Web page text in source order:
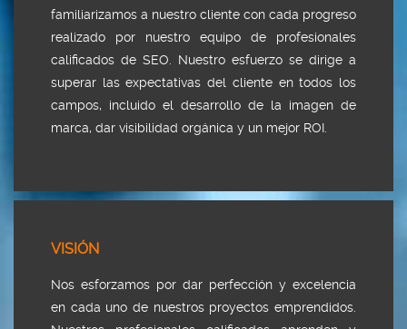
familiarizamos a nuestro cliente con cada progreso
realizado por nuestro equipo de profesionales
calificados de SEO. Nuestro esfuerzo se dirige a
superar las expectativas del cliente en todos los
campos, incluido el desarrollo de la imagen de
marca, dar visibilidad orgánica y un mejor ROI.
VISIÓN
Nos esforzamos por dar perfección y excelencia
en cada uno de nuestros proyectos emprendidos.